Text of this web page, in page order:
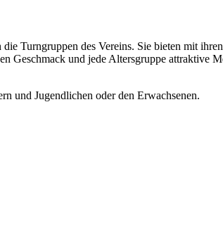
Turngruppen des Vereins. Sie bieten mit
Geschmack und jede Altersgruppe attraktive
und Jugendlichen oder den Erwachsenen.